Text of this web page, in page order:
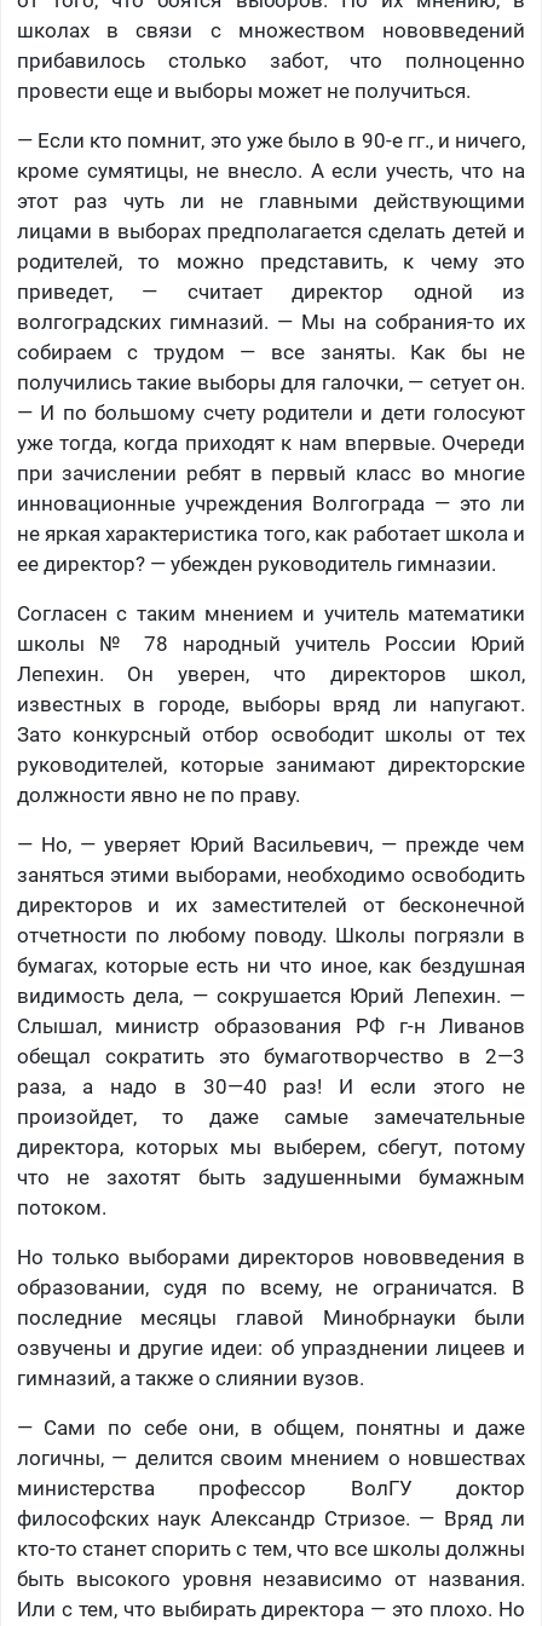
школах в связи с множеством нововведений
прибавилось столько забот, что полноценно
провести еще и выборы может не получиться.
— Если кто помнит, это уже было в 90-е гг., и ничего,
кроме сумятицы, не внесло. А если учесть, что на
этот раз чуть ли не главными действующими
лицами в выборах предполагается сделать детей и
родителей, то можно представить, к чему это
приведет, — считает директор одной из
волгоградских гимназий. — Мы на собрания-то их
собираем с трудом — все заняты. Как бы не
получились такие выборы для галочки, — сетует он.
— И по большому счету родители и дети голосуют
уже тогда, когда приходят к нам впервые. Очереди
при зачислении ребят в первый класс во многие
инновационные учреждения Волгограда — это ли
не яркая характеристика того, как работает школа и
ее директор? — убежден руководитель гимназии.
Согласен с таким мнением и учитель математики
школы № 78 народный учитель России Юрий
Лепехин. Он уверен, что директоров школ,
известных в городе, выборы вряд ли напугают.
Зато конкурсный отбор освободит школы от тех
руководителей, которые занимают директорские
должности явно не по праву.
— Но, — уверяет Юрий Васильевич, — прежде чем
заняться этими выборами, необходимо освободить
директоров и их заместителей от бесконечной
отчетности по любому поводу. Школы погрязли в
бумагах, которые есть ни что иное, как бездушная
видимость дела, — сокрушается Юрий Лепехин. —
Слышал, министр образования РФ г-н Ливанов
обещал сократить это бумаготворчество в 2—3
раза, а надо в 30—40 раз! И если этого не
произойдет, то даже самые замечательные
директора, которых мы выберем, сбегут, потому
что не захотят быть задушенными бумажным
потоком.
Но только выборами директоров нововведения в
образовании, судя по всему, не ограничатся. В
последние месяцы главой Минобрнауки были
озвучены и другие идеи: об упразднении лицеев и
гимназий, а также о слиянии вузов.
— Сами по себе они, в общем, понятны и даже
логичны, — делится своим мнением о новшествах
министерства профессор ВолГУ доктор
философских наук Александр Стризое. — Вряд ли
кто-то станет спорить с тем, что все школы должны
быть высокого уровня независимо от названия.
Или с тем, что выбирать директора — это плохо. Но